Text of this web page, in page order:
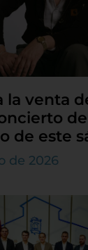
la venta
de este
de 2026